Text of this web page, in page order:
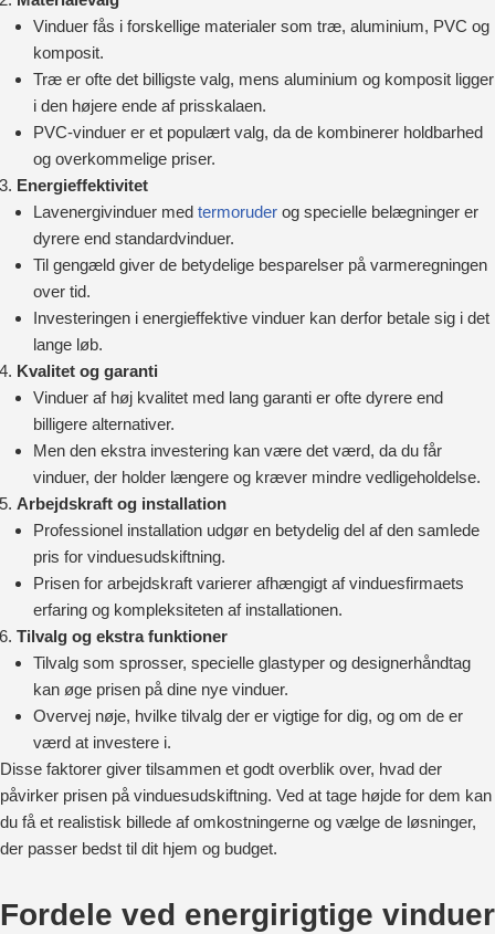
Vinduer fås i forskellige materialer som træ, aluminium, PVC og
komposit.
Træ er ofte det billigste valg, mens aluminium og komposit ligger
i den højere ende af prisskalaen.
PVC-vinduer er et populært valg, da de kombinerer holdbarhed
og overkommelige priser.
Energieffektivitet
Lavenergivinduer med termoruder og specielle belægninger er
dyrere end standardvinduer.
Til gengæld giver de betydelige besparelser på varmeregningen
over tid.
Investeringen i energieffektive vinduer kan derfor betale sig i det
lange løb.
Kvalitet og garanti
Vinduer af høj kvalitet med lang garanti er ofte dyrere end
billigere alternativer.
Men den ekstra investering kan være det værd, da du får
vinduer, der holder længere og kræver mindre vedligeholdelse.
Arbejdskraft og installation
Professionel installation udgør en betydelig del af den samlede
pris for vinduesudskiftning.
Prisen for arbejdskraft varierer afhængigt af vinduesfirmaets
erfaring og kompleksiteten af installationen.
Tilvalg og ekstra funktioner
Tilvalg som sprosser, specielle glastyper og designerhåndtag
kan øge prisen på dine nye vinduer.
Overvej nøje, hvilke tilvalg der er vigtige for dig, og om de er
værd at investere i.
Disse faktorer giver tilsammen et godt overblik over, hvad der
påvirker prisen på vinduesudskiftning. Ved at tage højde for dem kan
du få et realistisk billede af omkostningerne og vælge de løsninger,
der passer bedst til dit hjem og budget.
Fordele ved energirigtige vinduer